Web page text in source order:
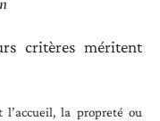
critères méritent
l’accueil, la propreté ou